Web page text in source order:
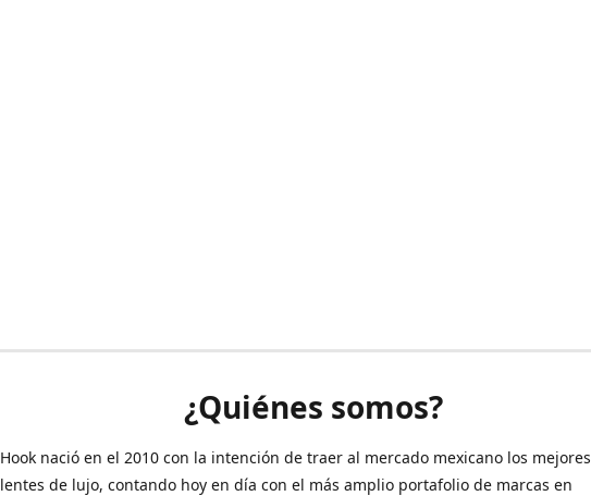
¿Quiénes somos?
Hook nació en el 2010 con la intención de traer al mercado mexicano los mejores
lentes de lujo, contando hoy en día con el más amplio portafolio de marcas en